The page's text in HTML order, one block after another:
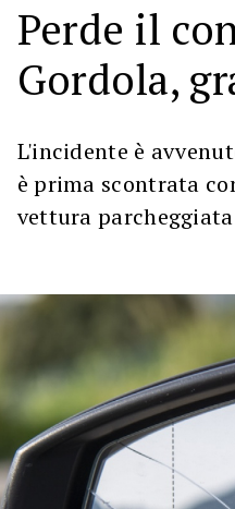
Perde il
Gordola,
L'incidente è
è prima scontrata
vettura parcheggiata